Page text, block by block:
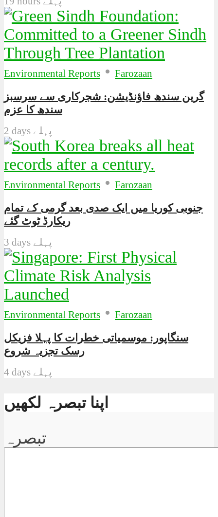
Environmental Reports • Farozaan
گرین سندھ فاؤنڈیشن: شجرکاری سے سرسبز
سندھ کا عزم
2 days پہلے
Environmental Reports • Farozaan
جنوبی کوریا میں ایک صدی بعد گرمی کے تمام
ریکارڈ ٹوٹ گئے
3 days پہلے
Environmental Reports • Farozaan
سنگاپور: موسمیاتی خطرات کا پہلا فزیکل
رسک تجزیہ شروع
4 days پہلے
اپنا تبصرہ لکھیں
تبصرہ